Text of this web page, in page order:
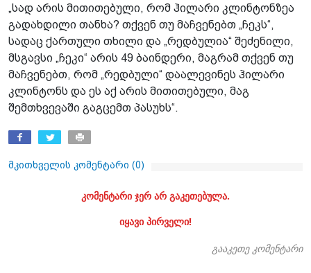
„სად არის მითითებული, რომ ჰილარი კლინტონზეა
გადახდილი თანხა? თქვენ თუ მაჩვენებთ „ჩეკს“,
სადაც ქართული თხილი და „რედბულია“ შეძენილი,
მსგავსი „ჩეკი“ არის 49 ბაინდერი, მაგრამ თქვენ თუ
მაჩვენებთ, რომ „რედბული“ დაალევინეს ჰილარი
კლინტონს და ეს აქ არის მითითებული, მაგ
შემთხვევაში გაგცემთ პასუხს“.
მკითხველის კომენტარი (0)
კომენტარი ჯერ არ გაკეთებულა.
იყავი პირველი!
გააკეთე კომენტარი